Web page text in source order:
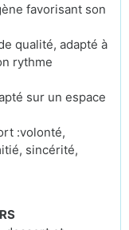
favorisant son
qualité, adapté à
rythme
sur un espace
:volonté,
sincérité,